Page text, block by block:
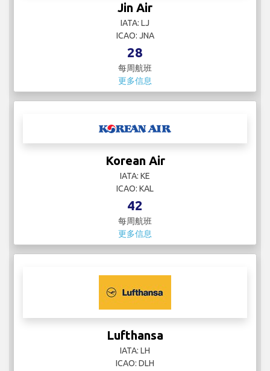
Jin Air
IATA: LJ
ICAO: JNA
28
每周航班
更多信息
Korean Air
IATA: KE
ICAO: KAL
42
每周航班
更多信息
Lufthansa
IATA: LH
ICAO: DLH